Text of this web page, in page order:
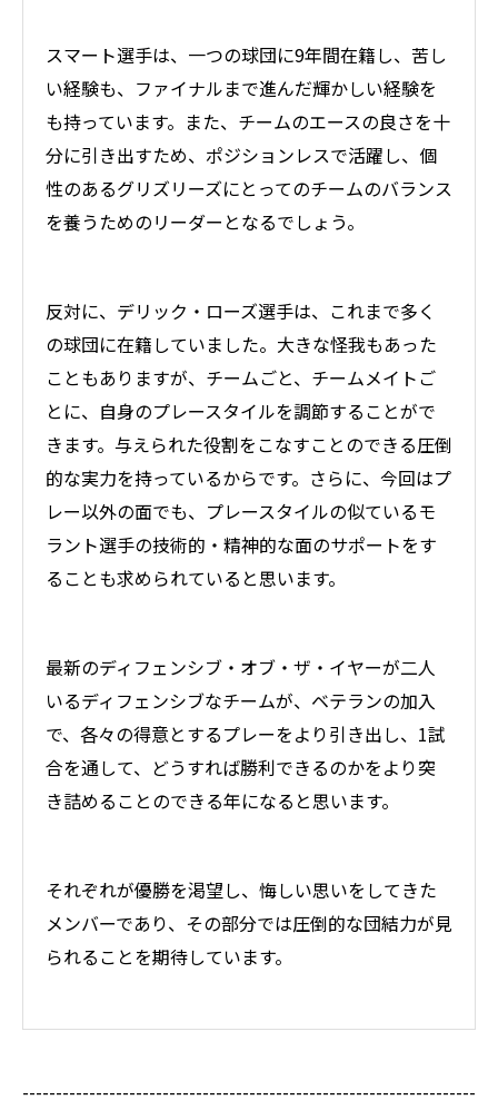
スマート選手は、一つの球団に9年間在籍し、苦し
い経験も、ファイナルまで進んだ輝かしい経験を
も持っています。また、チームのエースの良さを十
分に引き出すため、ポジションレスで活躍し、個
性のあるグリズリーズにとってのチームのバランス
を養うためのリーダーとなるでしょう。
反対に、デリック・ローズ選手は、これまで多く
の球団に在籍していました。大きな怪我もあった
こともありますが、チームごと、チームメイトご
とに、自身のプレースタイルを調節することがで
きます。与えられた役割をこなすことのできる圧倒
的な実力を持っているからです。さらに、今回はプ
レー以外の面でも、プレースタイルの似ているモ
ラント選手の技術的・精神的な面のサポートをす
ることも求められていると思います。
最新のディフェンシブ・オブ・ザ・イヤーが二人
いるディフェンシブなチームが、ベテランの加入
で、各々の得意とするプレーをより引き出し、1試
合を通して、どうすれば勝利できるのかをより突
き詰めることのできる年になると思います。
それぞれが優勝を渇望し、悔しい思いをしてきた
メンバーであり、その部分では圧倒的な団結力が見
られることを期待しています。
--------------------------------------------------------------------